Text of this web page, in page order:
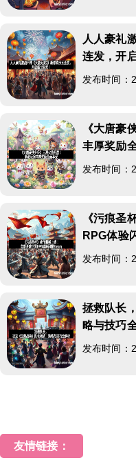
人人豪礼
连发，开
发布时间：
《大唐豪
丰厚奖励
发布时间：
《污痕圣
RPG体验
发布时间：
拯救队长
略与技巧
发布时间：
友情链接：